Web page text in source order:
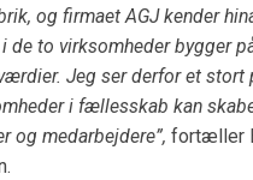
og firmaet AGJ kender
de to virksomheder bygger
Jeg ser derfor et stort
i fællesskab kan
og medarbejdere”, fortæller